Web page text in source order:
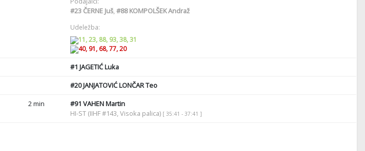
#23ČERNE Juš,#88KOMPOLŠEK Andraž
Udeležba:
11, 23, 88, 93, 38, 31
40, 91, 68, 77, 20
#1 JAGETIĆ Luka
#20JANJATOVIĆ LONČAR Teo
2 min #91 VAHEN Martin
HI-ST (IIHF #143, Visoka palica) [ 35:41 - 37:41 ]